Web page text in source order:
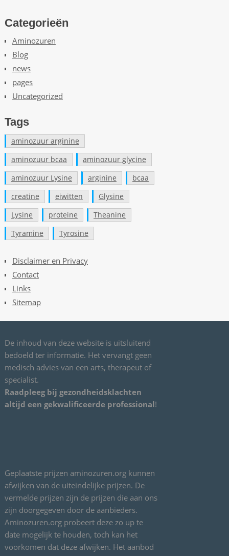
Categorieën
Aminozuren
Blog
news
pages
Uncategorized
Tags
aminozuur arginine
aminozuur bcaa
aminozuur glycine
aminozuur Lysine
arginine
bcaa
creatine
eiwitten
Glysine
Lysine
proteine
Theanine
Tyramine
Tyrosine
Disclaimer en Privacy
Contact
Links
Sitemap
De inhoud van deze website is uitsluitend
bedoeld ter informatie. Het vervangt geen
medisch advies van een arts, therapeut of
specialist.
Raadpleeg bij gezondheidsklachten
altijd een gekwalificeerde professional!
Geplaatste prijzen aminozuren.org kunnen
afwijken van de uiteindelijke prijzen. De
vermelde prijzen zijn de prijzen die aan ons
zijn doorgegeven door de aanbieders.
Aminozuren.org probeert deze zo up te
date mogelijk te houden, toch kan het
voorkomen dat deze afwijken. Het aanbod